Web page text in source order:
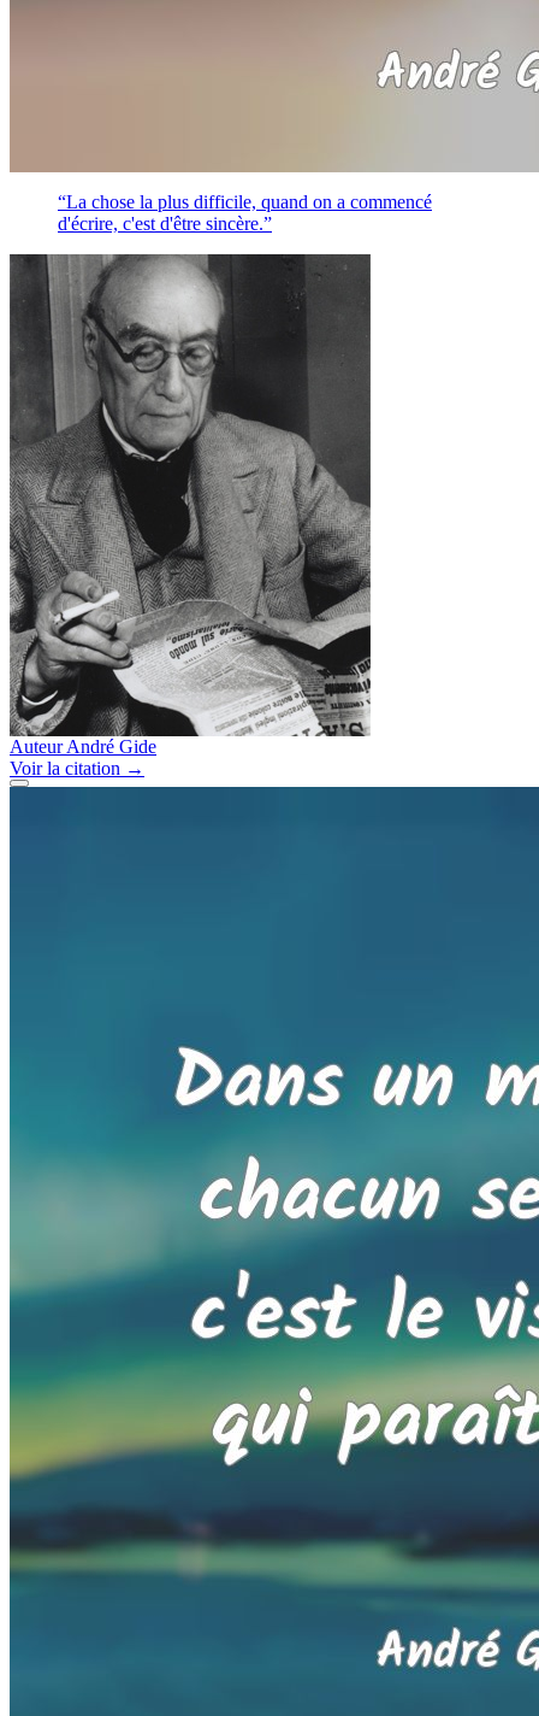
“La chose la plus difficile, quand on a commencé
d'écrire, c'est d'être sincère.”
Auteur André Gide
Voirla citation →